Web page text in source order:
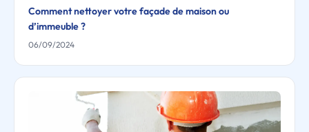
Comment nettoyer votre façade de maison ou
d’immeuble ?
06/09/2024